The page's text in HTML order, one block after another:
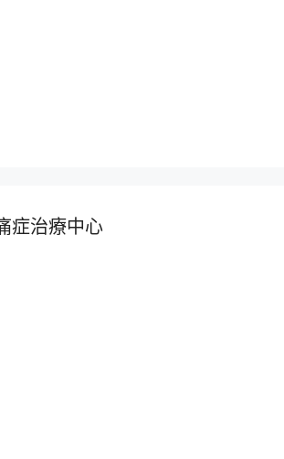
症治療中心